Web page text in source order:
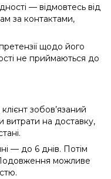
— відмовтесь від
за контактами,
щодо його
не приймаються до
зобов’язаний
витрати на доставку,
— до 6 днів. Потім
можливе